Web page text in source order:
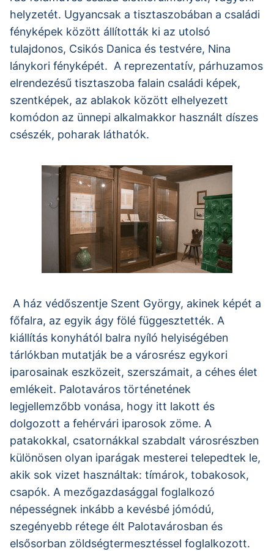
helyzetét. Ugyancsak a tisztaszobában a családi
fényképek között állították ki az utolsó
tulajdonos, Csikós Danica és testvére, Nina
lánykori fényképét. A reprezentatív, párhuzamos
elrendezésű tisztaszoba falain családi képek,
szentképek, az ablakok között elhelyezett
komódon az ünnepi alkalmakkor használt díszes
csészék, poharak láthatók.
A ház védőszentje Szent György, akinek képét a
főfalra, az egyik ágy fölé függesztették. A
kiállítás konyhától balra nyíló helyiségében
tárlókban mutatják be a városrész egykori
iparosainak eszközeit, szerszámait, a céhes élet
emlékeit. Palotaváros történetének
legjellemzőbb vonása, hogy itt lakott és
dolgozott a fehérvári iparosok zöme. A
patakokkal, csatornákkal szabdalt városrészben
különösen olyan iparágak mesterei telepedtek le,
akik sok vizet használtak: tímárok, tobakosok,
csapók. A mezőgazdasággal foglalkozó
népességnek inkább a kevésbé jómódú,
szegényebb rétege élt Palotavárosban és
elsősorban zöldségtermesztéssel foglalkozott.